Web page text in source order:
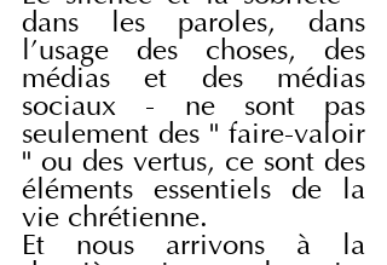
dans les paroles, dans
l'usage des choses, des
médias et des médias
sociaux - ne sont pas
seulement des " faire-valoir
" ou des vertus, ce sont des
éléments essentiels de la
vie chrétienne.
Et nous arrivons à la